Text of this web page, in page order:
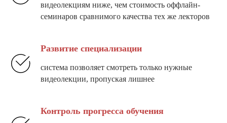
видеолекциям ниже, чем стоимость оффлайн-
семинаров сравнимого качества тех же лекторов
Развитие специализации
система позволяет смотреть только нужные
видеолекции, пропуская лишнее
Контроль прогресса обучения